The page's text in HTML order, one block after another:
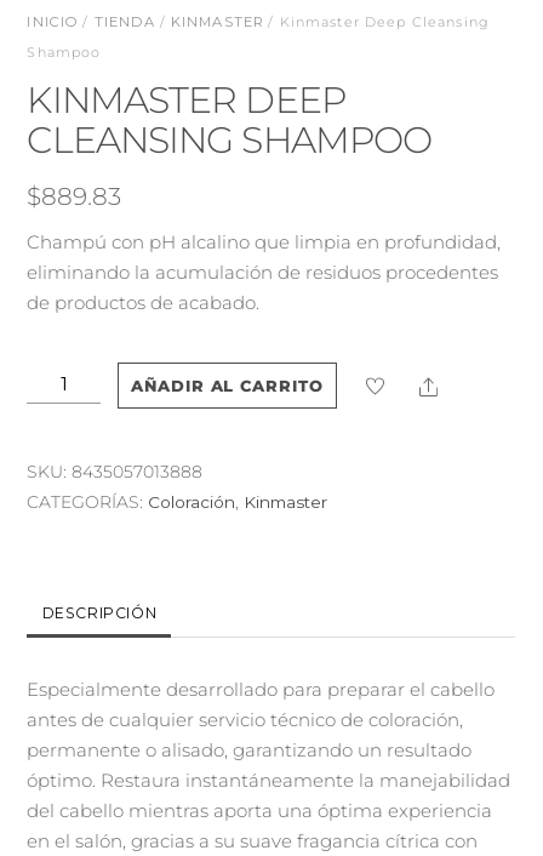
INICIO / TIENDA / KINMASTER / Kinmaster Deep Cleansing
Shampoo
KINMASTER DEEP
CLEANSING SHAMPOO
$889.83
Champú con pH alcalino que limpia en profundidad,
eliminando la acumulación de residuos procedentes
de productos de acabado.
Kinmaster
Deep
Shampoo
cantidad
AÑADIR AL CARRITO Share
SKU:8435057013888
CATEGORÍAS: Coloración Kinmaster
DESCRIPCIÓN
Especialmente desarrollado para preparar el cabello
antes de cualquier servicio técnico de coloración,
permanente o alisado, garantizando un resultado
óptimo. Restaura instantáneamente la manejabilidad
del cabello mientras aporta una óptima experiencia
en el salón, gracias a su suave fragancia cítrica con